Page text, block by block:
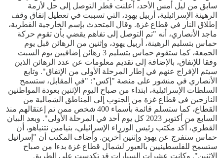
سابق من ليل أمس الأحد، أعلنت قطر التوصل إلى حل لأزمة
الرهينة الإسرائيلية، أربيل يهود، التي تسببت في تعطيل إتفاق وقف
إطلاق النار في قطاع غزة. وقال المتحدث بإسم الخارجية القطرية،
ماجد الأنصاري، أنه "تم التوصل إلى تفاهم يقضي بأن تقوم حركة
حماس بتسليم الرهينة، أربيل يهود، وإثنين من الرهائن قبل يوم
الجمعة، كما ستقوم حماس بتسليم 3 رهائن إضافيين يوم السبت
وفقا للإتفاق، بالإضافة إلى تقديم معلومات عن عدد الرهائن الذين
سيتم الإفراج عنهم في إطار المرحلة الأولى من الإتفاق". وتابع
الأنصاري في منشور على منصة "إكس": "في المقابل، ستسمح
السلطات الإسرائيلية، ابتداء من صباح اليوم الإثنين بعودة المواطنين
النازحين في قطاع غزة من الجنوب إلى المناطق الشمالية من
القطاع، كما ستسلم قائمة بأسماء 400 شخص ممن تم إعتقالهم منذ
السابع من أكتوبر 2023 كل يوم أحد في المرحلة الأولى". وبعد البيان
القطري، أكد مكتب رئيس الوزراء الإسرائيلي، بنيامين نتنياهو، أن
حماس ستفرج عن يهود وإثنين آخرين. وأضاف المكتب أن "إسرائيل
ستسمح للفلسطينيين بالعبور لشمال قطاع غزة بدءا من صباح
الإثنين". وكانت عشرات السيارات قد تكدست على الطريق